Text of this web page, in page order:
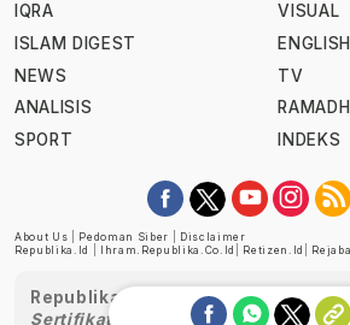
IQRA
ISLAM DIGEST
NEWS
ANALISIS
SPORT
VISUAL
ENGLISH
TV
INDEKS
About Us Pedoman Siber
Disclaimer
Republika.id
Ihram.republika.co.id Retizen.id
Republika telah diverifikasi oleh
Sertifikat Nomor 1058/DP-